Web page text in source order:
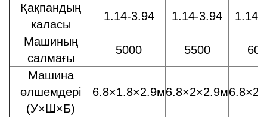
Қақпандың
каласы
1.14-3.94 1.14-3.94
1.14-
Машиның
салмағы
5000 5500
Машина
өлшемдері
(У×Ш×Б)
6.8×1.8×2.9м6.8×2×2.9м